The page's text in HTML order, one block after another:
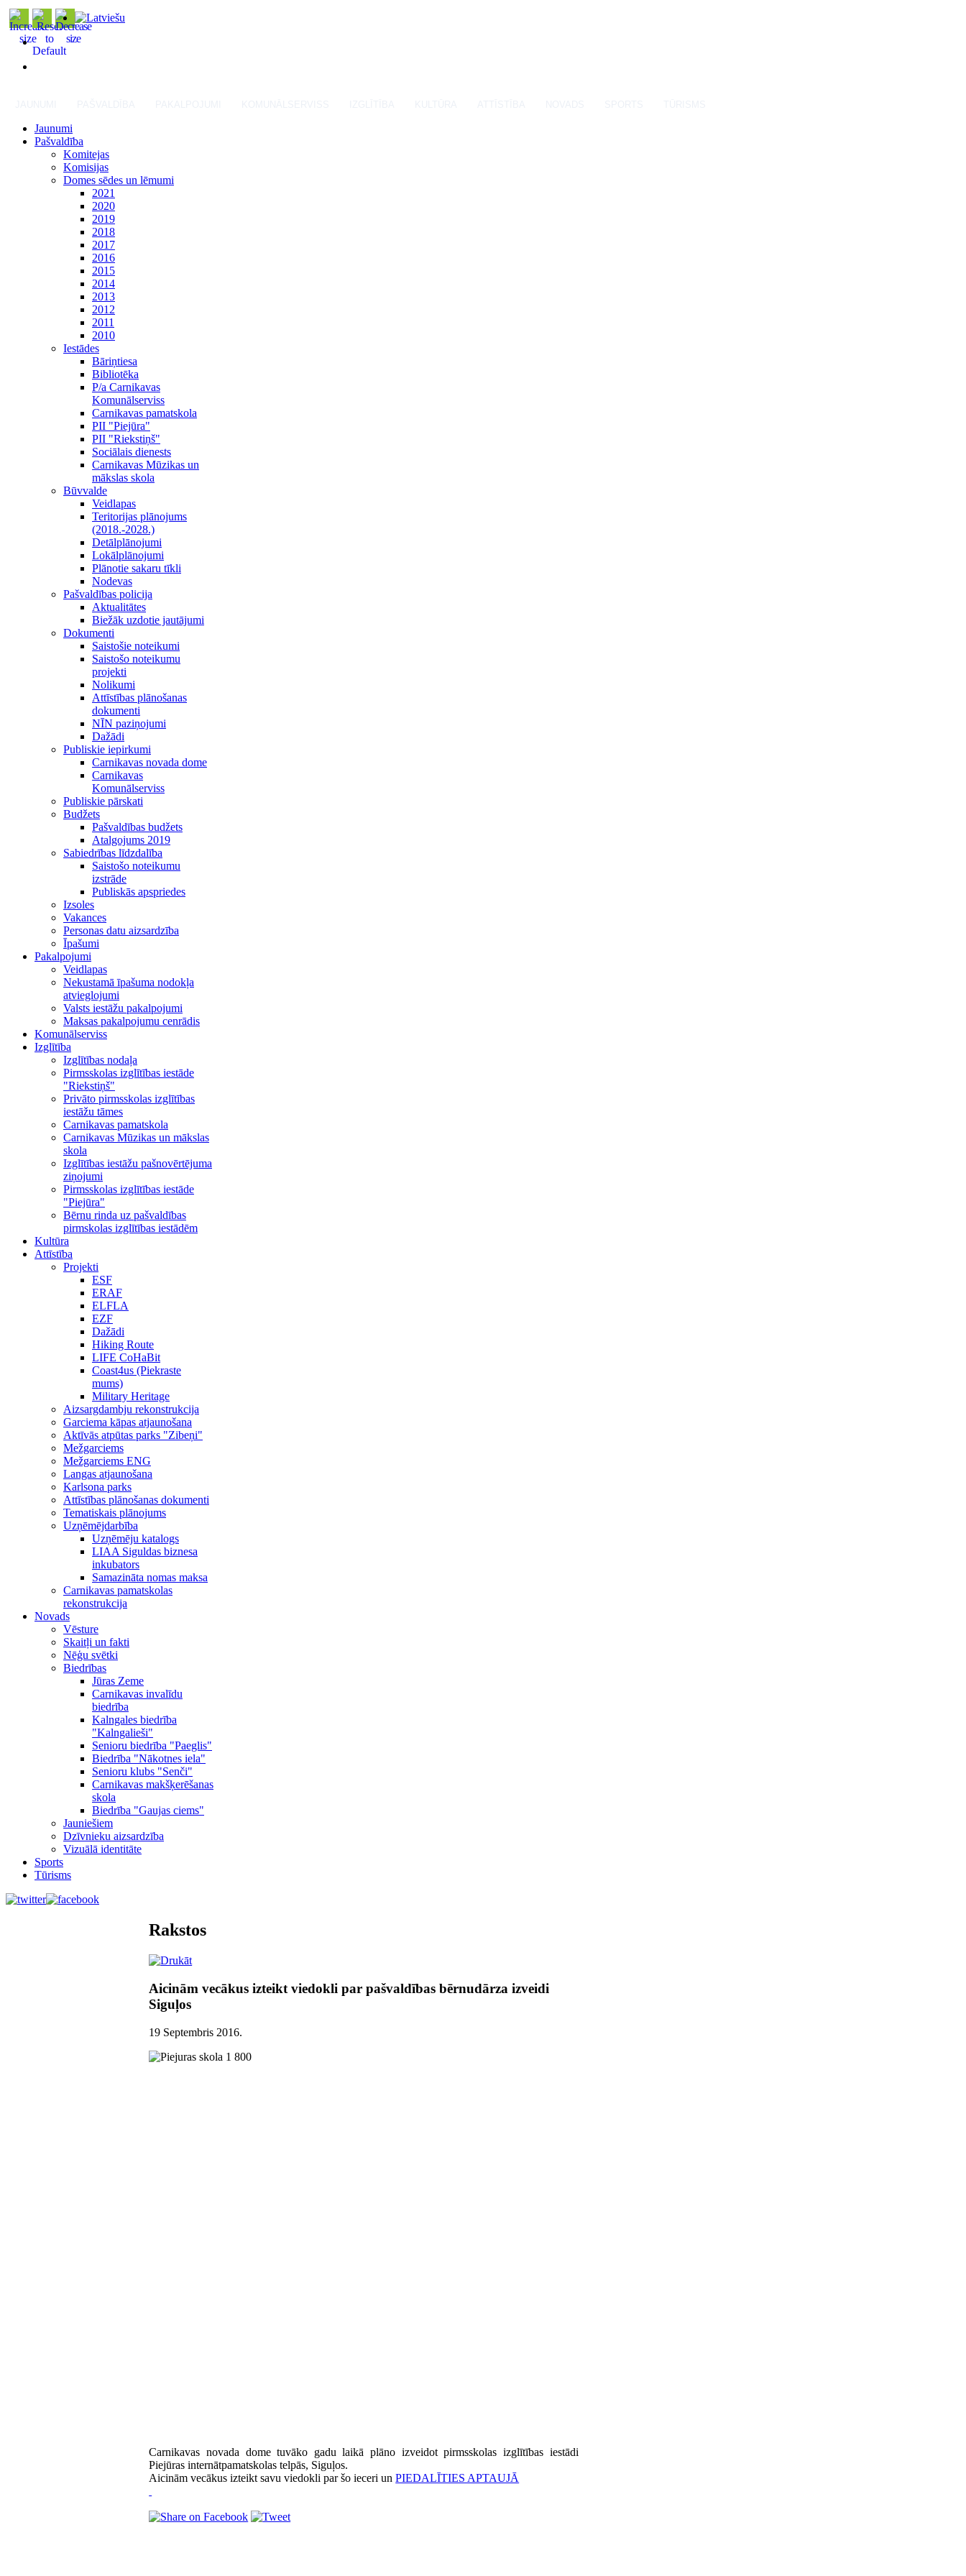
Jaunumi
Pašvaldība
Komitejas
Komisijas
Domes sēdes un lēmumi
2021
2020
2019
2018
2017
2016
2015
2014
2013
2012
2011
2010
Iestādes
Bāriņtiesa
Bibliotēka
P/a Carnikavas
Komunālserviss
Carnikavas pamatskola
PII "Piejūra"
PII "Riekstiņš"
Sociālais dienests
Carnikavas Mūzikas un
mākslas skola
Būvvalde
Veidlapas
Teritorijas plānojums
(2018.-2028.)
Detālplānojumi
Lokālplānojumi
Plānotie sakaru tīkli
Nodevas
Pašvaldības policija
Aktualitātes
Biežāk uzdotie jautājumi
Dokumenti
Saistošie noteikumi
Saistošo noteikumu
projekti
Nolikumi
Attīstības plānošanas
dokumenti
NĪN paziņojumi
Dažādi
Publiskie iepirkumi
Carnikavas novada dome
Carnikavas
Komunālserviss
Publiskie pārskati
Budžets
Pašvaldības budžets
Atalgojums 2019
Sabiedrības līdzdalība
Saistošo noteikumu
izstrāde
Publiskās apspriedes
Izsoles
Vakances
Personas datu aizsardzība
Īpašumi
Pakalpojumi
Veidlapas
Nekustamā īpašuma nodokļa
atvieglojumi
Valsts iestāžu pakalpojumi
Maksas pakalpojumu cenrādis
Komunālserviss
Izglītība
Izglītības nodaļa
Pirmsskolas izglītības iestāde
"Riekstiņš"
Privāto pirmsskolas izglītības
iestāžu tāmes
Carnikavas pamatskola
Carnikavas Mūzikas un mākslas
skola
Izglītības iestāžu pašnovērtējuma
ziņojumi
Pirmsskolas izglītības iestāde
"Piejūra"
Bērnu rinda uz pašvaldības
pirmskolas izglītības iestādēm
Kultūra
Attīstība
Projekti
ESF
ERAF
ELFLA
EZF
Dažādi
Hiking Route
LIFE CoHaBit
Coast4us (Piekraste
mums)
Military Heritage
Aizsargdambju rekonstrukcija
Garciema kāpas atjaunošana
Aktīvās atpūtas parks "Zibeņi"
Mežgarciems
Mežgarciems ENG
Langas atjaunošana
Karlsona parks
Attīstības plānošanas dokumenti
Tematiskais plānojums
Uzņēmējdarbība
Uzņēmēju katalogs
LIAA Siguldas biznesa
inkubators
Samazināta nomas maksa
Carnikavas pamatskolas
rekonstrukcija
Novads
Vēsture
Skaitļi un fakti
Nēģu svētki
Biedrības
Jūras Zeme
Carnikavas invalīdu
biedrība
Kalngales biedrība
"Kalngalieši"
Senioru biedrība "Paeglis"
Biedrība "Nākotnes iela"
Senioru klubs "Senči"
Carnikavas makšķerēšanas
skola
Biedrība "Gaujas ciems"
Jauniešiem
Dzīvnieku aizsardzība
Vizuālā identitāte
Sports
Tūrisms
Rakstos
Aicinām vecākus izteikt viedokli par pašvaldības bērnudārza izveidi
Siguļos
19 Septembris 2016.
Carnikavas novada dome tuvāko gadu laikā plāno izveidot pirmsskolas izglītības iestādi
Piejūras internātpamatskolas telpās, Siguļos.
Aicinām vecākus izteikt savu viedokli par šo ieceri unPIEDALĪTIES APTAUJĀ